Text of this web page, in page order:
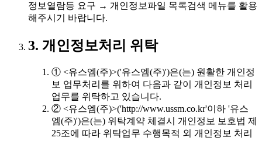
정보열람등 요구 → 개인정보파일 목록검색 메뉴를 활용
해주시기 바랍니다.
3. 개인정보처리 위탁
① <유스엠(주)>('유스엠(주)')은(는) 원활한 개인정
보 업무처리를 위하여 다음과 같이 개인정보 처리
업무를 위탁하고 있습니다.
② <유스엠(주)>('http://www.ussm.co.kr'이하 '유스
엠(주)')은(는) 위탁계약 체결시 개인정보 보호법 제
25조에 따라 위탁업무 수행목적 외 개인정보 처리